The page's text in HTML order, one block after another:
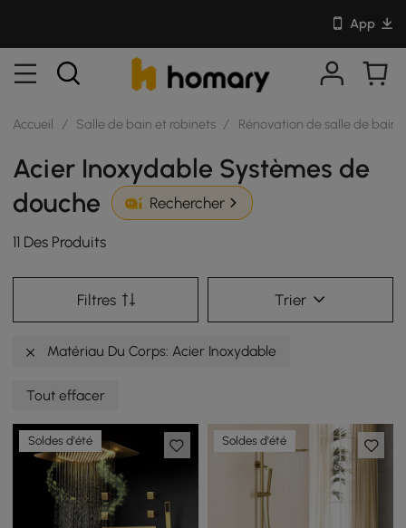
App
Accueil / Salle de bain et robinets / Rénovation de salle de bain
Acier Inoxydable Systèmes de
douche
Rechercher
11 Des Produits
Filtres Trier
Matériau Du Corps: Acier Inoxydable
Tout effacer
Soldes d'été Soldes d'été